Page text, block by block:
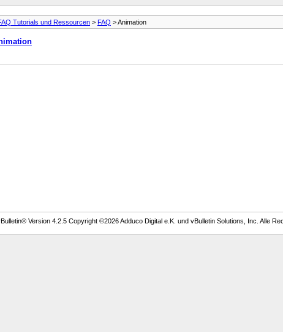
Tutorials und Ressourcen > FAQ > Animation
Version 4.2.5 Copyright ©2026 Adduco Digital e.K. und vBulletin Solutions, Inc. Alle